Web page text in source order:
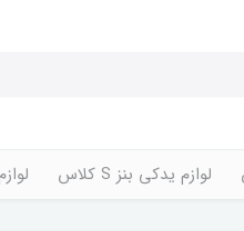
لوازم یدکی بنز S کلاس